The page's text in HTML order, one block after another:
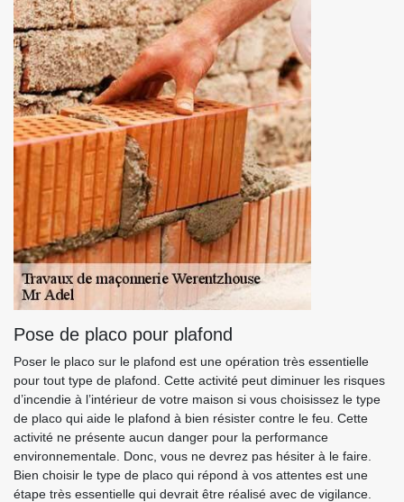
Pose de placo pour plafond
Poser le placo sur le plafond est une opération très essentielle
pour tout type de plafond. Cette activité peut diminuer les risques
d’incendie à l’intérieur de votre maison si vous choisissez le type
de placo qui aide le plafond à bien résister contre le feu. Cette
activité ne présente aucun danger pour la performance
environnementale. Donc, vous ne devrez pas hésiter à le faire.
Bien choisir le type de placo qui répond à vos attentes est une
étape très essentielle qui devrait être réalisé avec de vigilance.